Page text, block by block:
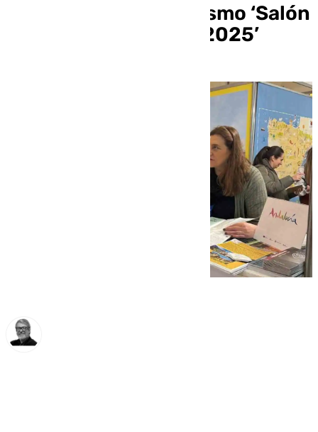
Internacional de Turismo ‘Salón
du randonneur Lyon 2025’